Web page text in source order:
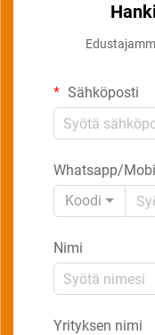
Sähköposti
Whatsapp/
Koodi
Nimi
Yrityksen nimi